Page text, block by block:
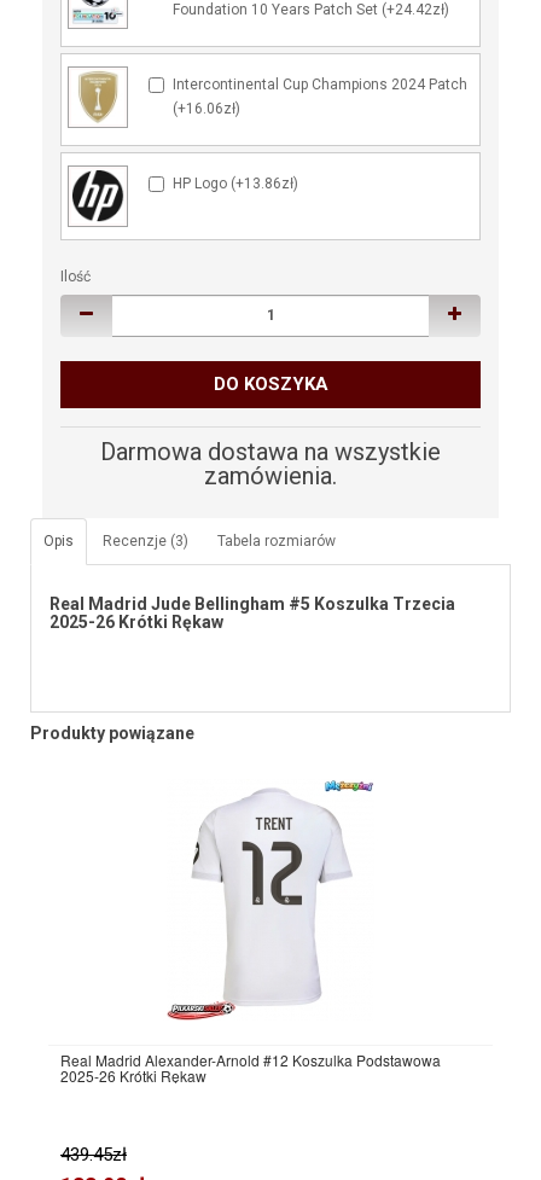
Foundation 10 Years Patch Set (+24.42zł)
Intercontinental Cup Champions 2024 Patch
(+16.06zł)
HP Logo (+13.86zł)
Ilość
DO KOSZYKA
Darmowa dostawa na wszystkie
zamówienia.
Opis Recenzje (3) Tabela rozmiarów
Real Madrid Jude Bellingham #5 Koszulka Trzecia
2025-26 Krótki Rękaw
Produkty powiązane
Real Madrid Alexander-Arnold #12 Koszulka Podstawowa
2025-26 Krótki Rękaw
439.45zł